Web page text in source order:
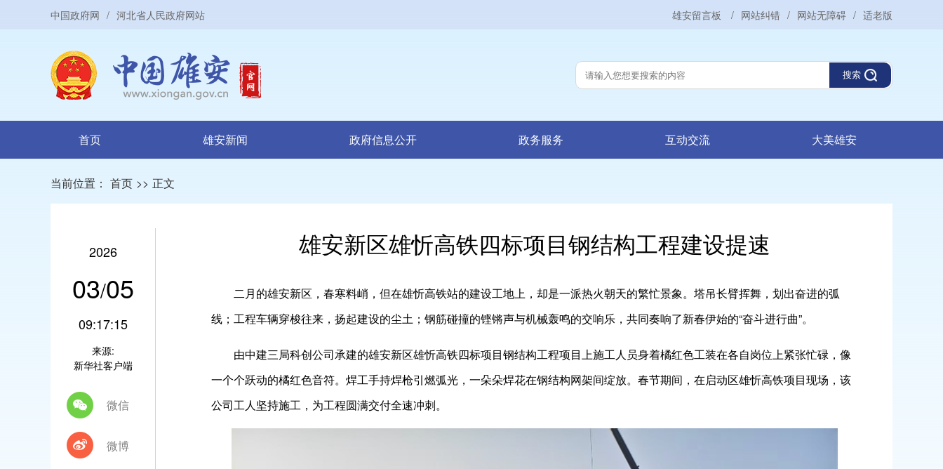
中国政府网 / 河北省人民政府网站 雄安留言板 / 网站纠错 / 网站无障碍 / 适老版
搜索
首页 雄安新闻 政府信息公开 政务服务 互动交流 大美雄安
当前位置： 首页 >> 正文
2026
03/05
09:17:15
来源:
新华社客户端
微信
微博
雄安新区雄忻高铁四标项目钢结构工程建设提速
二月的雄安新区，春寒料峭，但在雄忻高铁站的建设工地上，却是一派热火朝天的繁忙景象。塔吊长臂挥舞，划出奋进的弧
线；工程车辆穿梭往来，扬起建设的尘土；钢筋碰撞的铿锵声与机械轰鸣的交响乐，共同奏响了新春伊始的“奋斗进行曲”。
由中建三局科创公司承建的雄安新区雄忻高铁四标项目钢结构工程项目上施工人员身着橘红色工装在各自岗位上紧张忙碌，像
一个个跃动的橘红色音符。焊工手持焊枪引燃弧光，一朵朵焊花在钢结构网架间绽放。春节期间，在启动区雄忻高铁项目现场，该
公司工人坚持施工，为工程圆满交付全速冲刺。